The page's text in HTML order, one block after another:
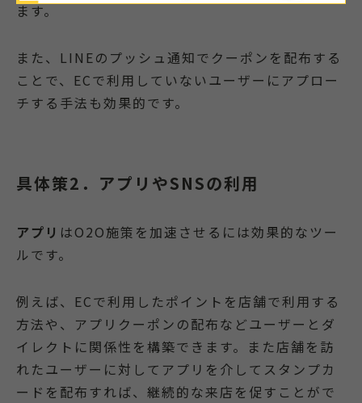
ます。
また、LINEのプッシュ通知でクーポンを配布する
ことで、ECで利用していないユーザーにアプロー
チする手法も効果的です。
具体策2．アプリやSNSの利用
アプリ はO2O施策を加速させるには効果的なツー
ルです。
例えば、ECで利用したポイントを店舗で利用する
方法や、アプリクーポンの配布などユーザーとダ
イレクトに関係性を構築できます。また店舗を訪
れたユーザーに対してアプリを介してスタンプカ
ードを配布すれば、継続的な来店を促すことがで